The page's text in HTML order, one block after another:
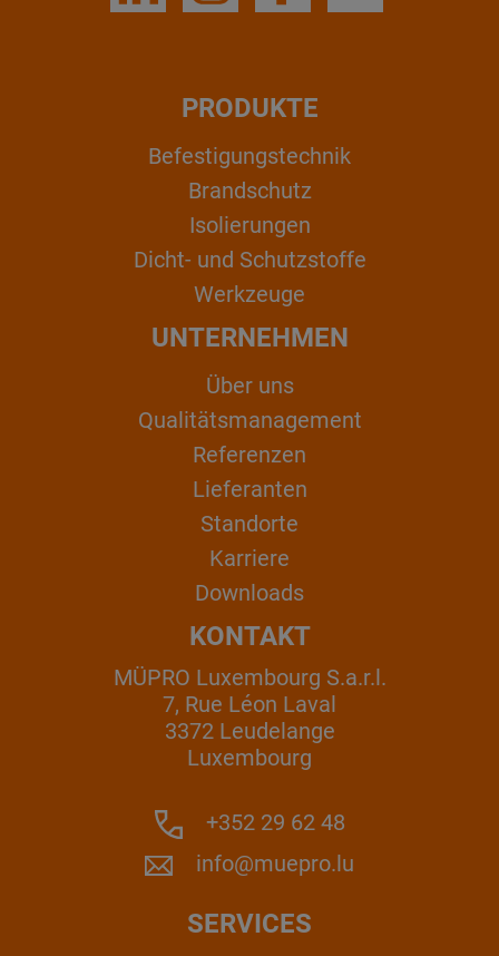
PRODUKTE
Befestigungstechnik
Brandschutz
Isolierungen
Dicht- und Schutzstoffe
Werkzeuge
UNTERNEHMEN
Über uns
Qualitätsmanagement
Referenzen
Lieferanten
Standorte
Karriere
Downloads
KONTAKT
MÜPRO Luxembourg S.a.r.l.
7, Rue Léon Laval
3372 Leudelange
Luxembourg
+352 29 62 48
info@muepro.lu
SERVICES